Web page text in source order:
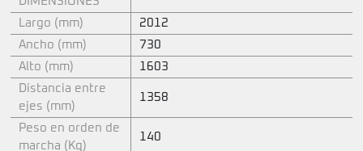
Largo (mm)
2012
Ancho (mm)
730
Alto (mm)
1603
Distancia entre
ejes (mm)
1358
Peso en orden de
marcha (Kg)
140